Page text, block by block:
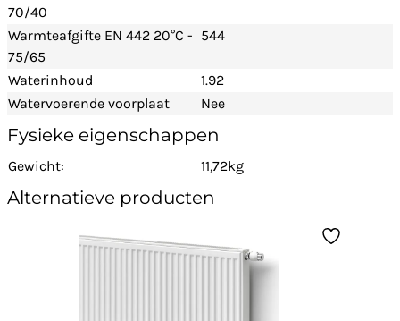
70/40
Warmteafgifte EN 442 20°C -
75/65
544
Waterinhoud
1.92
Watervoerende voorplaat
Nee
Fysieke eigenschappen
Gewicht: 11,72kg
Alternatieve producten